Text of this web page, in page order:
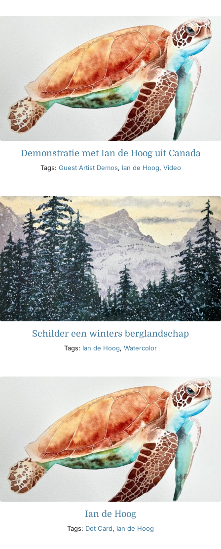
Evenementen
Blog
Bronnen
Vind een winkel
Abonneren
Demonstratie met Ian de Hoog uit Canada
Tags: Guest Artist Demos, Ian de Hoog, Video
Schilder een winters berglandschap
Tags: Ian de Hoog, Watercolor
Ian de Hoog
Tags: Dot Card, Ian de Hoog